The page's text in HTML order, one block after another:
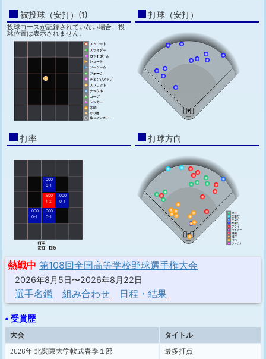
被投球（安打）(1)
投球コースが記録されていない場合、投
球位置は表示されません。
打球（安打）
打率
.000
0-1
.500
1-2
.000
0-1
.000
0-1
.000
0-1
打球方向
熱戦中 第108回全国高等学校野球選手権大会
2026年8月5日〜2026年8月22日
選手名鑑 組み合わせ 日程・結果
• 受賞歴
大会
タイトル
2026年 北関東大学軟式春季１部
最多打点